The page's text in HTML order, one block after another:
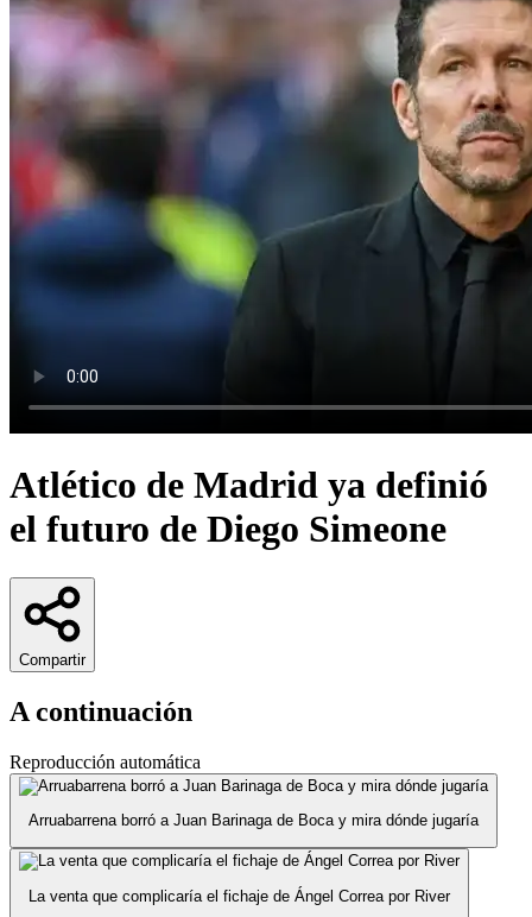
Atlético de Madrid ya definió
el futuro de Diego Simeone
Compartir
A continuación
Reproducción automática
Arruabarrena borró a Juan Barinaga de Boca y mira dónde jugaría
La venta que complicaría el fichaje de Ángel Correa por River